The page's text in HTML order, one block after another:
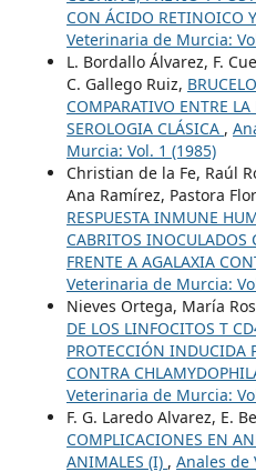
CON ÁCIDO RETINOICO
Veterinaria de Murcia:
L. Bordallo Álvarez, F.
C. Gallego Ruiz,
COMPARATIVO ENTRE LA
SEROLOGIA CLÁSICA ,
Murcia: Vol. 1 (1985)
Christian de la Fe, Raúl
Ana Ramírez, Pastora
RESPUESTA INMUNE
CABRITOS INOCULADOS
FRENTE A AGALAXIA
Veterinaria de Murcia:
Nieves Ortega, María
DE LOS LINFOCITOS T
PROTECCIÓN INDUCIDA
CONTRA
Veterinaria de Murcia:
F. G. Laredo Alvarez, E.
COMPLICACIONES EN
ANIMALES (I) , Anales de